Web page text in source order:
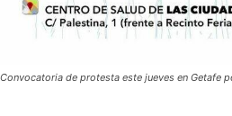
Convocatoria de protesta este jueves en Getafe